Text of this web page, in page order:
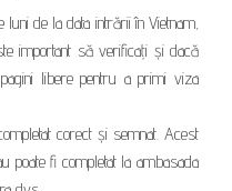
de la data intrării în Vietnam,
important să verificați și dacă
libere pentru a primi viza
corect și semnat. Acest
poate fi completat la ambasada